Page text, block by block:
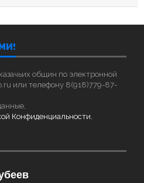
общин по электронной
или телефону 8(918)779-87-
Конфиденциальности.